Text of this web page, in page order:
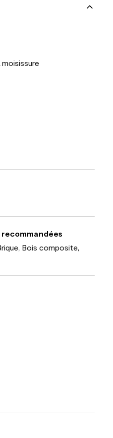
Bois composite,